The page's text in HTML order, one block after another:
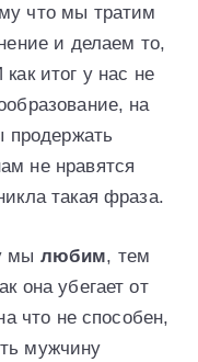
что мы тратим
и делаем то,
итог у нас не
на
продержать
не нравятся
такая фраза.
мы любим, тем
она убегает от
что не способен,
мужчину